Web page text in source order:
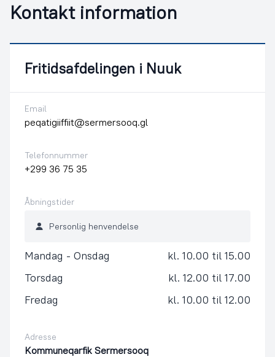
Kontakt information
Fritidsafdelingen i Nuuk
Email
peqatigiiffiit@sermersooq.gl
Telefonnummer
+299 36 75 35
Åbningstider
Personlig henvendelse
Mandag - Onsdag
kl. 10.00 til 15.00
Torsdag
kl. 12.00 til 17.00
Fredag
kl. 10.00 til 12.00
Adresse
Kommuneqarfik Sermersooq